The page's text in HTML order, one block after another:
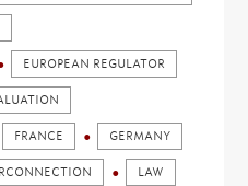
EUROPEAN REGULATOR
FRANCE GERMANY
LAW